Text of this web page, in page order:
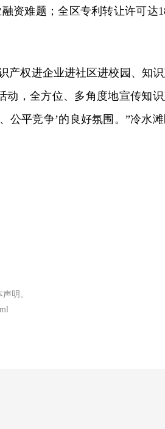
资难题；全区专利转让许可达
产权进企业进社区进校园、知
动，全方位、多角度地宣传知
公平竞争’的良好氛围。”冷水
明。